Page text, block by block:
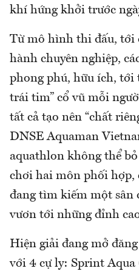
khí hứng khởi trước
Từ mô hình thi đấu, tới
hành chuyên nghiệp,
phong phú, hữu ích, tới
trái tim” cổ vũ mỗi
tất cả tạo nên “chất
DNSE Aquaman
aquathlon không thể
chơi hai môn phối hợp,
đang tìm kiếm một sân
vươn tới những đỉnh
Hiện giải đang mở
với 4 cự ly: Sprint Aqua